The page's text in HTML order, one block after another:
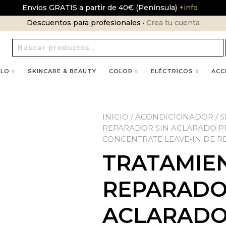
Envíos GRATIS a partir de 40€ (Península) +info
Descuentos para profesionales · Crea tu cuenta
Buscar
por:
SKINCARE & BEAUTY COLOR ELÉCTRICOS
INICIO /ACONDICIONADOR /
REPARADOR SIN ACLARADO
CONCENTRATE LEAVE-IN DE